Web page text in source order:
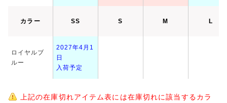
カラー SS S M L
ロイヤルブ
ルー
2027年4月1
日
入荷予定
上記の在庫切れアイテム表には在庫切れに該当するカラ